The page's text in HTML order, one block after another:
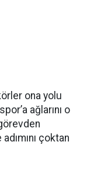
ona yolu
ağlarını o
çoktan